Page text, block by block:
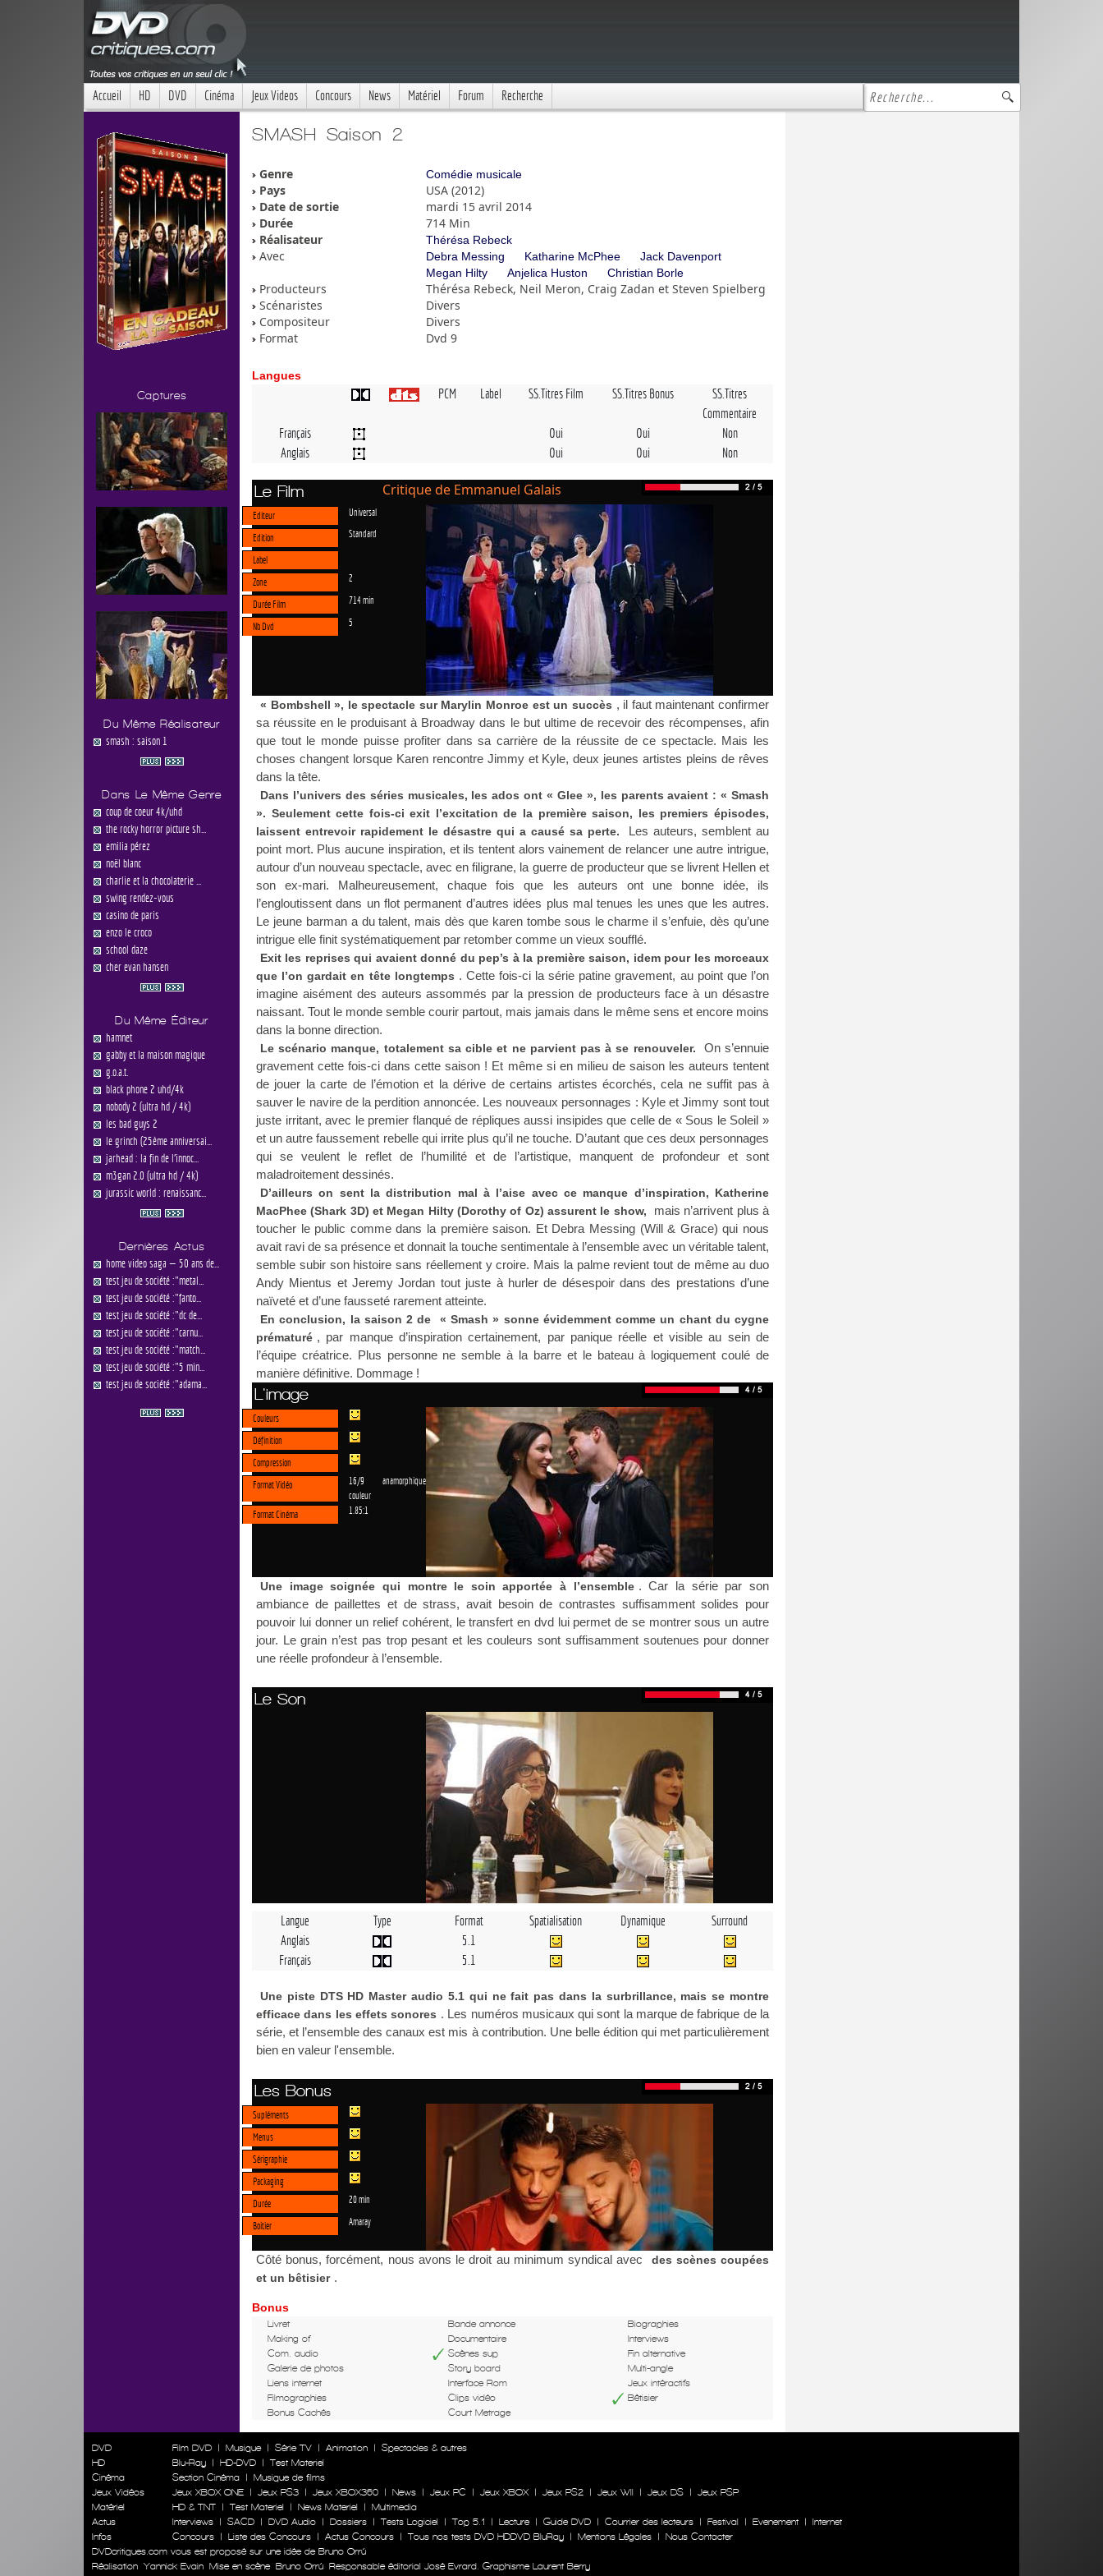
Accueil HD DVD Cinéma Jeux Videos Concours News Matériel Forum Recherche
Captures
Du Même Réalisateur
smash : saison 1
Dans Le Même Genre
coup de coeur 4k/uhd
the rocky horror picture sh...
emilia pérez
noël blanc
charlie et la chocolaterie ...
swing rendez-vous
casino de paris
enzo le croco
school daze
cher evan hansen
Du Même Éditeur
hamnet
gabby et la maison magique
g.o.a.t.
black phone 2 uhd/4k
nobody 2 (ultra hd / 4k)
les bad guys 2
le grinch (25ème anniversai...
jarhead : la fin de l'innoc...
m3gan 2.0 (ultra hd / 4k)
jurassic world : renaissanc...
Dernières Actus
home video saga — 50 ans de...
test jeu de société :"metal...
test jeu de société :"fanto...
test jeu de société :"dc de...
test jeu de société :"carnu...
test jeu de société :"match...
test jeu de société :"5 min...
test jeu de société :"adama...
SMASH Saison 2
Genre Comédie musicale
Pays
USA (2012)
Date de sortie
mardi 15 avril 2014
Durée
714 Min
Réalisateur
Thérésa Rebeck
Avec Debra Messing Katharine McPhee
Jack Davenport
Megan Hilty
Anjelica Huston Christian Borle
Producteurs
Thérésa Rebeck, Neil Meron, Craig Zadan et Steven Spielberg
Scénaristes
Divers
Compositeur
Divers
Format
Dvd 9
Langues
PCM Label SS.Titres Film SS.Titres Bonus
SS.Titres
Commentaire
Français
Oui Oui
Non
Anglais
Oui Oui Non
Le Film Critique de Emmanuel Galais
Editeur Universal
Edition Standard
Label
Zone
2
Durée Film 714 min
Nb Dvd 5
« Bombshell », le spectacle sur Marylin Monroe est un succès , il faut maintenant confirmer
sa réussite en le produisant à Broadway dans le but ultime de recevoir des récompenses, afin
que tout le monde puisse profiter dans sa carrière de la réussite de ce spectacle. Mais les
choses changent lorsque Karen rencontre Jimmy et Kyle, deux jeunes artistes pleins de rêves
dans la tête.
Dans l’univers des séries musicales, les ados ont « Glee », les parents avaient : « Smash
». Seulement cette fois-ci exit l’excitation de la première saison, les premiers épisodes,
laissent entrevoir rapidement le désastre qui a causé sa perte.
Les auteurs, semblent au
point mort. Plus aucune inspiration, et ils tentent alors vainement de relancer une autre intrigue,
autour d’un nouveau spectacle, avec en filigrane, la guerre de producteur que se livrent Hellen et
son ex-mari. Malheureusement, chaque fois que les auteurs ont une bonne idée, ils
l’engloutissent dans un flot permanent d’autres idées plus mal tenues les unes que les autres.
Le jeune barman a du talent, mais dès que karen tombe sous le charme il s’enfuie, dès qu’une
intrigue elle finit systématiquement par retomber comme un vieux soufflé.
Exit les reprises qui avaient donné du pep’s à la première saison, idem pour les morceaux
que l’on gardait en tête longtemps . Cette fois-ci la série patine gravement, au point que l’on
imagine aisément des auteurs assommés par la pression de producteurs face à un désastre
naissant. Tout le monde semble courir partout, mais jamais dans le même sens et encore moins
dans la bonne direction.
Le scénario manque, totalement sa cible et ne parvient pas à se renouveler.
On s’ennuie
gravement cette fois-ci dans cette saison ! Et même si en milieu de saison les auteurs tentent
de jouer la carte de l’émotion et la dérive de certains artistes écorchés, cela ne suffit pas à
sauver le navire de la perdition annoncée. Les nouveaux personnages : Kyle et Jimmy sont tout
juste irritant, avec le premier flanqué de répliques aussi insipides que celle de « Sous le Soleil »
et un autre faussement rebelle qui irrite plus qu’il ne touche. D’autant que ces deux personnages
qui se veulent le reflet de l’humilité et de l’artistique, manquent de profondeur et sont
maladroitement dessinés.
D’ailleurs on sent la distribution mal à l’aise avec ce manque d’inspiration, Katherine
MacPhee (Shark 3D) et Megan Hilty (Dorothy of Oz) assurent le show,
mais n’arrivent plus à
toucher le public comme dans la première saison. Et Debra Messing (Will & Grace) qui nous
avait ravi de sa présence et donnait la touche sentimentale à l’ensemble avec un véritable talent,
semble subir son histoire sans réellement y croire. Mais la palme revient tout de même au duo
Andy Mientus et Jeremy Jordan tout juste à hurler de désespoir dans des prestations d’une
naïveté et d’une fausseté rarement atteinte.
En conclusion, la saison 2 de « Smash » sonne évidemment comme un chant du cygne
prématuré , par manque d’inspiration certainement, par panique réelle et visible au sein de
l’équipe créatrice. Plus personne ne semble à la barre et le bateau à logiquement coulé de
manière définitive. Dommage !
L'image
Couleurs
Définition
Compression
Format Vidéo
16/9 anamorphique
couleur
Format Cinéma
1.85:1
Une image soignée qui montre le soin apportée à l’ensemble . Car la série par son
ambiance de paillettes et de strass, avait besoin de contrastes suffisamment solides pour
pouvoir lui donner un relief cohérent, le transfert en dvd lui permet de se montrer sous un autre
jour. Le grain n’est pas trop pesant et les couleurs sont suffisamment soutenues pour donner
une réelle profondeur à l’ensemble.
Le Son
Langue Type Format Spatialisation Dynamique
Surround
Anglais
5.1
Français
5.1
Une piste DTS HD Master audio 5.1 qui ne fait pas dans la surbrillance, mais se montre
efficace dans les effets sonores . Les numéros musicaux qui sont la marque de fabrique de la
série, et l’ensemble des canaux est mis à contribution. Une belle édition qui met particulièrement
bien en valeur l'ensemble.
Les Bonus
Supléments
Menus
Sérigraphie
Packaging
Durée
20 min
Boitier Amaray
Côté bonus, forcément, nous avons le droit au minimum syndical avec
des scènes coupées
et un bêtisier .
Bonus
Livret Bande annonce
Biographies
Making of
Documentaire
Interviews
Com. audio
Scènes sup
Fin alternative
Galerie de photos
Story board
Multi-angle
Liens internet
Interface Rom
Jeux intéractifs
Filmographies
Clips vidéo
Bêtisier
Bonus Cachés
Court Metrage
DVD
HD
Cinéma
Jeux Vidéos
Matériel
Actus
Infos
Film DVD | Musique | Série TV | Animation |
Spectacles & autres
Blu-Ray
| HD-DVD |
Test Materiel
Section Cinéma
|
Musique de films
Jeux XBOX ONE
| Jeux PS3 | Jeux XBOX360 | News | Jeux PC | Jeux XBOX | Jeux PS2 | Jeux WII | Jeux DS |
Jeux PSP
HD & TNT
| Test Materiel | News Materiel |
Multimedia
Interviews
| SACD | DVD Audio | Dossiers | Tests Logiciel | Top 5.1 | Lecture | Guide DVD | Courrier des lecteurs | Festival | Evenement |
Internet
Concours
| Liste des Concours | Actus Concours | Tous nos tests DVD HDDVD BluRay | Mentions Légales |
Nous Contacter
DVDcritiques.com vous est proposé sur une idée de Bruno Orrú
Réalisation Yannick Evain Mise en scène Bruno Orrú Responsable éditorial José Evrard. Graphisme Laurent Berry